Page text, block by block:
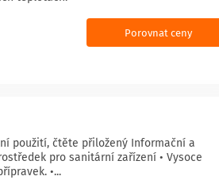
Porovnat ceny
použití, čtěte přiložený Informační a
pro sanitární zařízení • Vysoce
•...